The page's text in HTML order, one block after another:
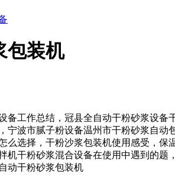
包装机
工作总结，冠县全自动干粉砂浆设备
宁波市腻子粉设备温州市干粉砂浆自
么选择，干粉沙浆包装机使用感受，
机干粉砂浆混合设备在使用中遇到的
动干粉砂浆包装机